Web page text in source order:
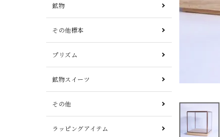
鉱物
その他標本
プリズム
鉱物スイーツ
その他
ラッピングアイテム